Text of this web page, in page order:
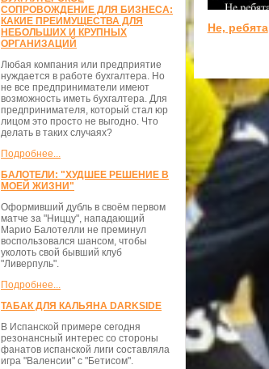
СОПРОВОЖДЕНИЕ ДЛЯ БИЗНЕСА:
КАКИЕ ПРЕИМУЩЕСТВА ДЛЯ
НЕБОЛЬШИХ И КРУПНЫХ
ОРГАНИЗАЦИЙ
Любая компания или предприятие
нуждается в работе бухгалтера. Но
не все предприниматели имеют
возможность иметь бухгалтера. Для
предпринимателя, который стал юр
лицом это просто не выгодно. Что
делать в таких случаях?
Подробнее...
БАЛОТЕЛИ: "ХУДШЕЕ РЕШЕНИЕ В
МОЕЙ ЖИЗНИ"
Оформивший дубль в своём первом
матче за "Ниццу", нападающий
Марио Балотелли не преминул
воспользовался шансом, чтобы
уколоть свой бывший клуб
"Ливерпуль".
Подробнее...
ТАБАК ДЛЯ КАЛЬЯНА DARKSIDE
В Испанской примере сегодня
резонансный интерес со стороны
фанатов испанской лиги составляла
игра "Валенсии" с "Бетисом".
Не, ребята